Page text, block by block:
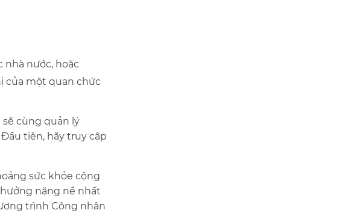
nhà nước, hoặc​​
của một quan chức
sẽ cùng quản lý
tiên, hãy truy cập
sức khỏe cộng
nặng nề nhất
trình Công nhân